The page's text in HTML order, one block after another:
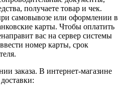
получаете товар и чек.
самовывозе или оформлении в
карты. Чтобы оплатить
вас на сервер системы
номер карты, срок
заказа. В интернет-магазине